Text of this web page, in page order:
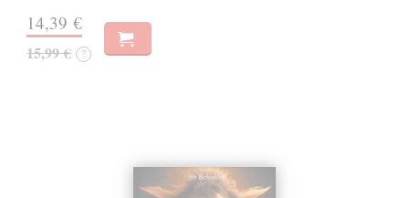
14,39 €
15,99 € ?